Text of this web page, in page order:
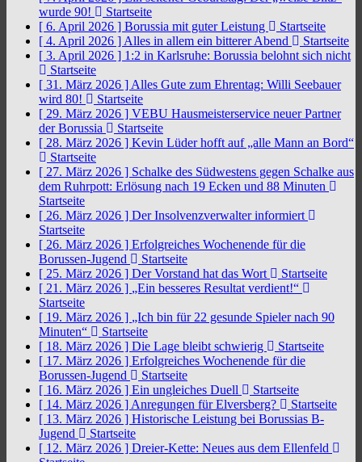
wurde 90!
Startseite
[ 6. April 2026 ] Borussia mit guter Leistung
Startseite
[ 4. April 2026 ] Alles in allem ein bitterer Abend
Startseite
[ 3. April 2026 ] 1:2 in Karlsruhe: Borussia belohnt sich nicht
Startseite
[ 31. März 2026 ] Alles Gute zum Ehrentag: Willi Seebauer
wird 80!
Startseite
[ 29. März 2026 ] VEBU Hausmeisterservice neuer Partner
der Borussia
Startseite
[ 28. März 2026 ] Kevin Lüder hofft auf „alle Mann an Bord“
Startseite
[ 27. März 2026 ] Schalke des Südwestens gegen Schalke aus
dem Ruhrpott: Erlösung nach 19 Ecken und 88 Minuten
Startseite
[ 26. März 2026 ] Der Insolvenzverwalter informiert
Startseite
[ 26. März 2026 ] Erfolgreiches Wochenende für die
Borussen-Jugend
Startseite
[ 25. März 2026 ] Der Vorstand hat das Wort
Startseite
[ 21. März 2026 ] „Ein besseres Resultat verdient!“
Startseite
[ 19. März 2026 ] „Ich bin für 22 gesunde Spieler nach 90
Minuten“
Startseite
[ 18. März 2026 ] Die Lage bleibt schwierig
Startseite
[ 17. März 2026 ] Erfolgreiches Wochenende für die
Borussen-Jugend
Startseite
[ 16. März 2026 ] Ein ungleiches Duell
Startseite
[ 14. März 2026 ] Anregungen für Elversberg?
Startseite
[ 13. März 2026 ] Historische Leistung bei Borussias B-
Jugend
Startseite
[ 12. März 2026 ] Dreier-Kette: Neues aus dem Ellenfeld